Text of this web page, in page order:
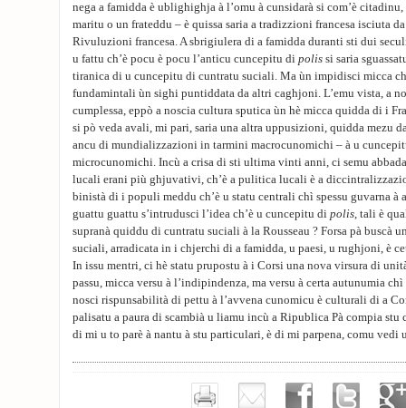
nega a famidda è ublighighja à l’omu à cunsidarà si com’è
maritu o un frateddu – è quissa saria a tradizzioni francesa isciuta
Rivuluzioni francesa. A sbrigiulera di a famidda duranti sti dui
u fattu ch’è pocu è pocu l’anticu cuncepitu di polis si saria
tiranica di u cuncepitu di cuntratu suciali. Ma ùn impidisci micca
fundamintali ùn sighi puntiddata da altri caghjoni. L’emu vista, a
cumplessa, eppò a noscia cultura sputica ùn hè micca quidda di i
si pò veda avali, mi pari, saria una altra uppusizioni, quidda mezu
ancu di mundializzazioni in tarmini macrocunomichi – à u
microcunomichi. Incù a crisa di sti ultima vinti anni, ci semu
lucali erani più ghjuvativi, ch’è a pulitica lucali è a
binistà di i populi meddu ch’è u statu centrali chì spessu guvarna à a
guattu guattu s’intrudusci l’idea ch’è u cuncepitu di polis, tali è
supranà quiddu di cuntratu suciali à la Rousseau ? Forsa pà buscà
suciali, arradicata in i chjerchi di a famidda, u paesi, u rughjoni, è
In issu mentri, ci hè statu prupostu à i Corsi una nova virsura di
passu, micca versu à l’indipindenza, ma versu à certa autunumia
nosci rispunsabilità di pettu à l’avvena cunomicu è culturali di a
palisatu a paura di scambià u liamu incù a Ripublica Pà compia
di mi u to parè à nantu à stu particulari, è di mi parpena, comu vedi